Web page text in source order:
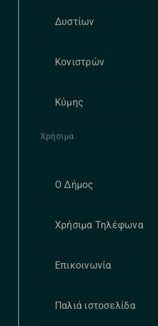
Δυστίων
Κονιστρών
Κύμης
Χρήσιμα
Ο Δήμος
Χρήσιμα Τηλέφωνα
Επικοινωνία
Παλιά ιστοσελίδα